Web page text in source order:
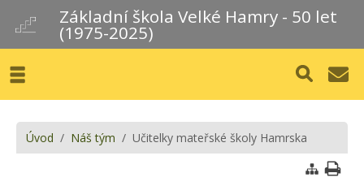
Základní škola Velké Hamry - 50 let
(1975-2025)
Úvod / Náš tým / Učitelky mateřské školy Hamrska